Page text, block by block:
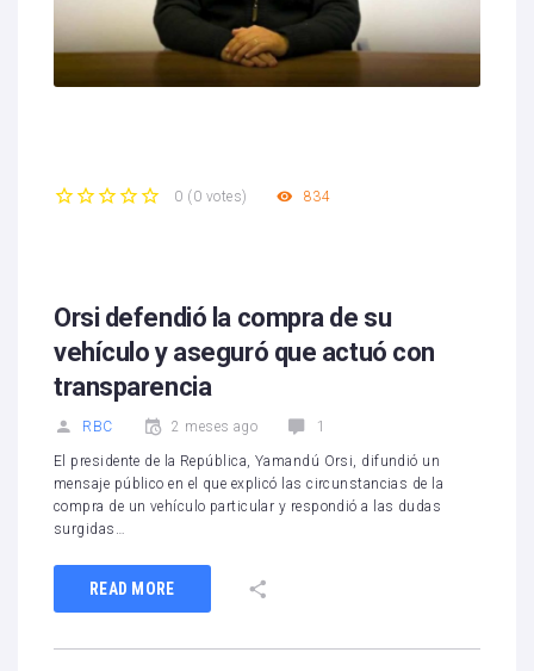
0 ( 0 votes) 834
Orsi defendió la compra de su
vehículo y aseguró que actuó con
transparencia
RBC 2 meses ago 1
El presidente de la República, Yamandú Orsi, difundió un
mensaje público en el que explicó las circunstancias de la
compra de un vehículo particular y respondió a las dudas
surgidas…
READ MORE